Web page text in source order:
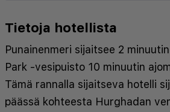
Tietoja hotellista
Punainenmeri sijaitsee 2
Park -vesipuisto 10 minuutin
Tämä rannalla sijaitseva hotelli
päässä kohteesta Hurghadan